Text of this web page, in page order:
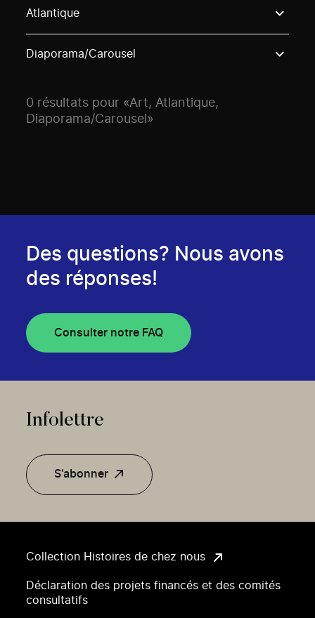
Atlantique
Diaporama/Carousel
0 résultats pour «Art, Atlantique,
Diaporama/Carousel»
Collection Histoires de chez nous
Déclaration des projets financés et des comités
consultatifs
Des questions? Nous avons
des réponses!
Consulter notre FAQ
Infolettre
S'abonner